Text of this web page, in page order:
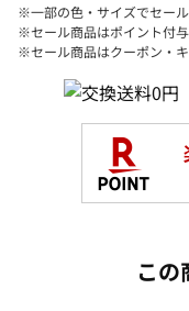
※一部の色・サイズでセー
※セール商品はポイント付
※セール商品はクーポン・
この